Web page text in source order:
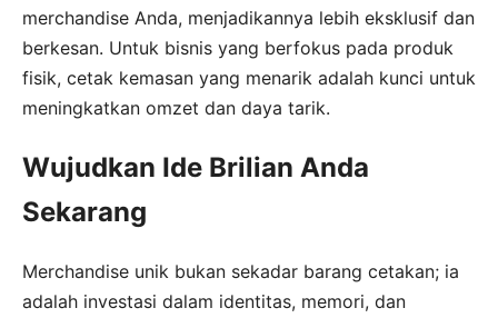
merchandise Anda, menjadikannya lebih eksklusif dan
berkesan. Untuk bisnis yang berfokus pada produk
fisik, cetak kemasan yang menarik adalah kunci untuk
meningkatkan omzet dan daya tarik.
Wujudkan Ide Brilian Anda
Sekarang
Merchandise unik bukan sekadar barang cetakan; ia
adalah investasi dalam identitas, memori, dan